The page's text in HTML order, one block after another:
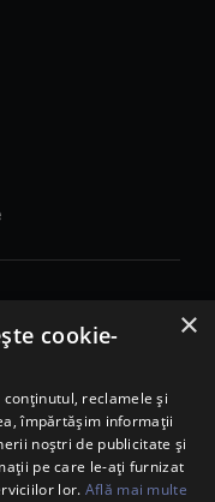
rezervate.
jud.Ilfov - sediu
– PCB,
×
cookie-
reclamele și
împărtășim informații
noștri de publicitate și
pe care le-ați furnizat
lor. Află mai multe